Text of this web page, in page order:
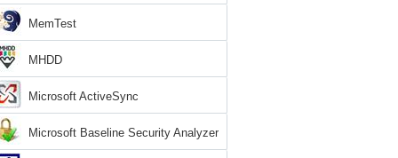
MemTest
MHDD
Microsoft ActiveSync
Microsoft Baseline Security Analyzer